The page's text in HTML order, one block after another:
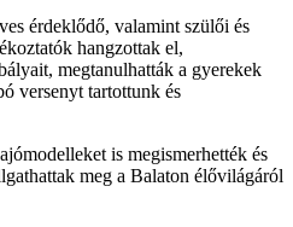
érdeklődő, valamint szülői és
hangzottak el,
megtanulhatták a gyerekek
versenyt tartottunk és
is megismerhették és
meg a Balaton élővilágáról